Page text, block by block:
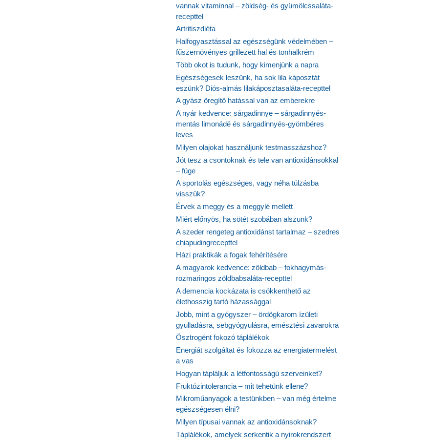
vannak vitaminnal – zöldség- és gyümölcssaláta-
recepttel
Artritiszdiéta
Halfogyasztással az egészségünk védelmében –
fűszernövényes grillezett hal és tonhalkrém
Több okot is tudunk, hogy kimenjünk a napra
Egészségesek leszünk, ha sok lila káposztát
eszünk? Diós-almás lilakáposztasaláta-recepttel
A gyász öregítő hatással van az emberekre
A nyár kedvence: sárgadinnye – sárgadinnyés-
mentás limonádé és sárgadinnyés-gyömbéres
leves
Milyen olajokat használjunk testmasszázshoz?
Jót tesz a csontoknak és tele van antioxidánsokkal
– füge
A sportolás egészséges, vagy néha túlzásba
visszük?
Érvek a meggy és a meggylé mellett
Miért előnyös, ha sötét szobában alszunk?
A szeder rengeteg antioxidánst tartalmaz – szedres
chiapudingrecepttel
Házi praktikák a fogak fehérítésére
A magyarok kedvence: zöldbab – fokhagymás-
rozmaringos zöldbabsaláta-recepttel
A demencia kockázata is csökkenthető az
élethosszig tartó házassággal
Jobb, mint a gyógyszer – ördögkarom ízületi
gyulladásra, sebgyógyulásra, emésztési zavarokra
Ösztrogént fokozó táplálékok
Energiát szolgáltat és fokozza az energiatermelést
a vas
Hogyan tápláljuk a létfontosságú szerveinket?
Fruktózintolerancia – mit tehetünk ellene?
Mikroműanyagok a testünkben – van még értelme
egészségesen élni?
Milyen típusai vannak az antioxidánsoknak?
Táplálékok, amelyek serkentik a nyirokrendszert